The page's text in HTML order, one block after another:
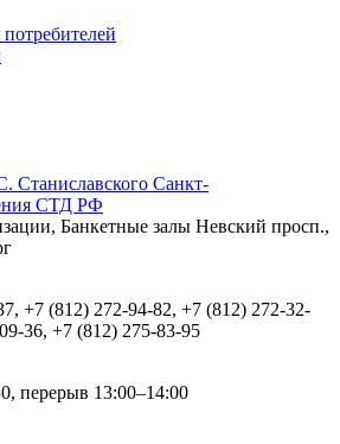
Станиславского Санкт-
СТД РФ
Банкетные залы Невский просп.,
+7 (812) 272-94-82, +7 (812) 272-32-
36, +7 (812) 275-83-95
перерыв 13:00–14:00